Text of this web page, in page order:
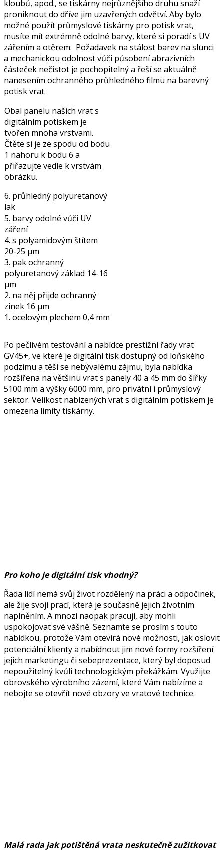
kloubů, apod., se tiskárny nejrůznějšího druhu snaží
proniknout do dříve jim uzavřených odvětví. Aby bylo
možné použít průmyslové tiskárny pro potisk vrat,
musíte mít extrémně odolné barvy, které si poradí s UV
zářením a otěrem. Požadavek na stálost barev na slunci
a mechanickou odolnost vůči působení abrazivních
částeček nečistot je pochopitelný a řeší se aktuálně
nanesením ochranného průhledného filmu na barevný
potisk vrat.
Obal panelu našich vrat s
digitálním potiskem je
tvořen mnoha vrstvami.
Čtěte si je ze spodu od bodu
1 nahoru k bodu 6 a
přiřazujte vedle k vrstvám
obrázku.
6. průhledný polyuretanový
lak
5. barvy odolné vůči UV
záření
4. s polyamidovým štítem
20-25 μm
3. pak ochranný
polyuretanový základ 14-16
μm
2. na něj přijde ochranný
zinek 16 μm
1. ocelovým plechem 0,4 mm
Po pečlivém testování a nabídce prestižní řady vrat
GV45+, ve které je digitální tisk dostupný od loňského
podzimu a těší se nebývalému zájmu, byla nabídka
rozšířena na většinu vrat s panely 40 a 45 mm do šířky
5100 mm a výšky 6000 mm, pro privátní i průmyslový
sektor. Velikost nabízených vrat s digitálním potiskem je
omezena limity tiskárny.
Pro koho je digitální tisk vhodný?
Řada lidí nemá svůj život rozdělený na práci a odpočinek,
ale žije svojí prací, která je současně jejich životním
naplněním. A mnozí naopak pracují, aby mohli
uspokojovat své vášně. Seznamte se prosím s touto
nabídkou, protože Vám otevírá nové možnosti, jak oslovit
potenciální klienty a nabídnout jim nové formy rozšíření
jejich marketingu či sebeprezentace, který byl doposud
nepoužitelný kvůli technologickým překážkám. Využijte
obrovského výrobního zázemí, které Vám nabízíme a
nebojte se otevřít nové obzory ve vratové technice.
Malá rada jak potištěná vrata neskutečně zužitkovat